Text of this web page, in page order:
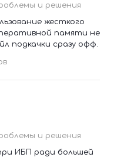
и решения
жесткого
памяти не
подкачки сразу офф.
и решения
ИБП ради большей